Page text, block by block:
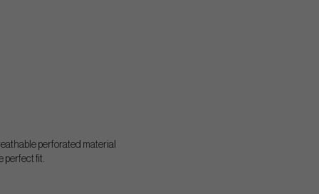
perforated material
perfect fit.